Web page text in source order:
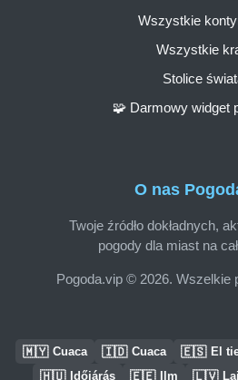
O nas
Twoje źródło dokładnych,
pogody dla miast na
Pogoda.vip © 2026. Wszelkie
Wszystkie
Wszystkie
Stolice
🧩 Darmowy widget
🇲🇾 Cuaca 🇮🇩 Cuaca 🇪🇸 El
🇭🇺 Időjárás 🇪🇪 Ilm 🇱🇻